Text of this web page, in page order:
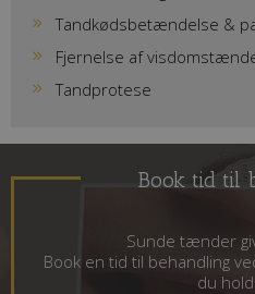
Tandkødsbetændelse &
Fjernelse af
Tandprotese
Book tid til
Sunde tænder
Book en tid til behandling
du